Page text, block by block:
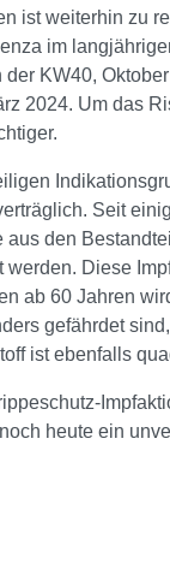
ist weiterhin zu
im
KW40,
2024. Um das
Seit
aus den
werden. Diese
ab 60 Jahren
gefährdet
ist ebenfalls
heute ein